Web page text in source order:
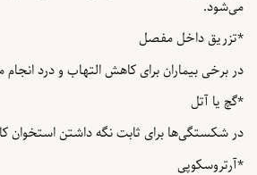
می‌شود.
*تزریق داخل مفصل
در برخی بیماران برای کاهش التهاب و درد
*گچ یا آتل
در شکستگی‌ها برای ثابت نگه داشتن استخوان
*آرتروسکوپی